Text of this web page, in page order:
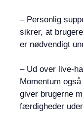
– Personlig
sikrer, at
er nødvendigt
– Ud over live-
Momentum
giver brugerne
færdigheder